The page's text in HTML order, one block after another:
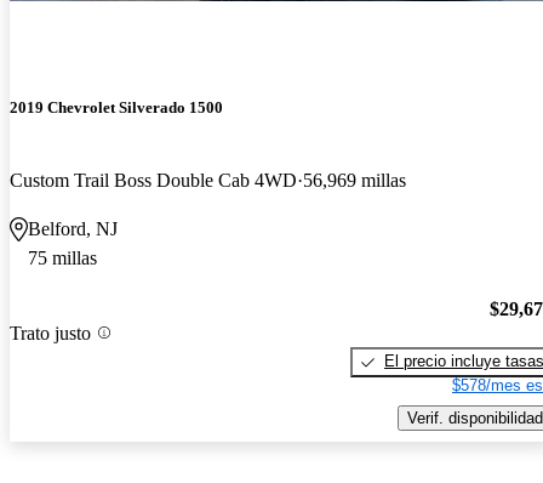
2019 Chevrolet Silverado 1500
Custom Trail Boss Double Cab 4WD 56,969 millas
Belford, NJ
75 millas
Trato justo
El precio incluye tasas
$578/mes
Verif. disponibilidad